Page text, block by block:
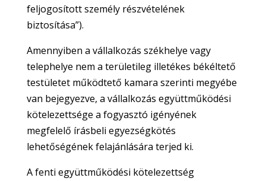
feljogosított személy részvételének
biztosítása”).
Amennyiben a vállalkozás székhelye vagy
telephelye nem a területileg illetékes békéltető
testületet működtető kamara szerinti megyébe
van bejegyezve, a vállalkozás együttműködési
kötelezettsége a fogyasztó igényének
megfelelő írásbeli egyezségkötés
lehetőségének felajánlására terjed ki.
A fenti együttműködési kötelezettség